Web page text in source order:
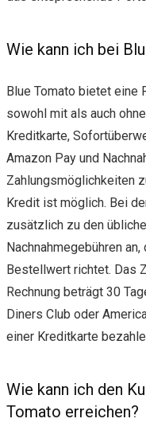
Wie kann ich bei
Blue Tomato bietet eine
sowohl mit als auch
Kreditkarte,
Amazon Pay und
Zahlungsmöglichkeiten
Kredit ist möglich. Bei
zusätzlich zu den
Nachnahmegebühren
Bestellwert richtet. Das
Rechnung beträgt 30
Diners Club oder
einer Kreditkarte
Wie kann ich den
Tomato erreichen?